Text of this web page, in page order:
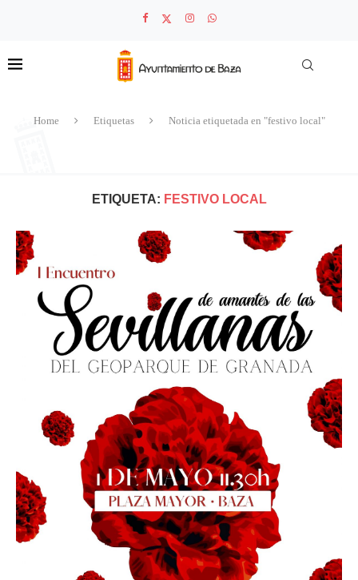
Home Etiquetas Noticia etiquetada en "festivo local"
ETIQUETA: FESTIVO LOCAL